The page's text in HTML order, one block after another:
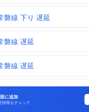
磐線 下り 遅延
磐線 遅延
磐線 遅延
磐線 遅延
に追加
情報をチェック